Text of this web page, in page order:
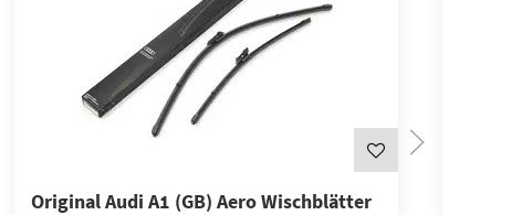
Original Audi A1 (GB) Aero Wischblätter